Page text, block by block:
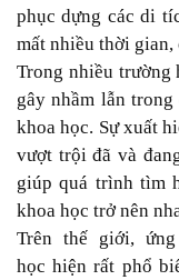
phục dựng các di
mất nhiều thời gian,
Trong nhiều trường
gây nhầm lẫn
khoa học. Sự xuất
vượt trội đã và
giúp quá trình tìm
khoa học trở nên
Trên thế giới,
học hiện rất phổ